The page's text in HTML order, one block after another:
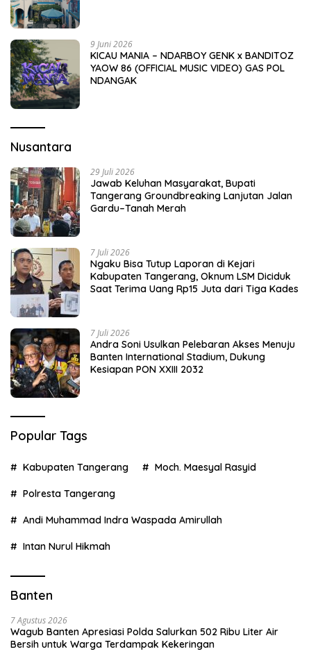
9 Juni 2026
KICAU MANIA – NDARBOY GENK x BANDITOZ
YAOW 86 (OFFICIAL MUSIC VIDEO) GAS POL
NDANGAK
Nusantara
29 Juli 2026
Jawab Keluhan Masyarakat, Bupati
Tangerang Groundbreaking Lanjutan Jalan
Gardu–Tanah Merah
7 Juli 2026
Ngaku Bisa Tutup Laporan di Kejari
Kabupaten Tangerang, Oknum LSM Diciduk
Saat Terima Uang Rp15 Juta dari Tiga Kades
7 Juli 2026
Andra Soni Usulkan Pelebaran Akses Menuju
Banten International Stadium, Dukung
Kesiapan PON XXIII 2032
Popular Tags
Kabupaten Tangerang Moch. Maesyal Rasyid
Polresta Tangerang
Andi Muhammad Indra Waspada Amirullah
Intan Nurul Hikmah
Banten
7 Agustus 2026
Wagub Banten Apresiasi Polda Salurkan 502 Ribu Liter Air
Bersih untuk Warga Terdampak Kekeringan